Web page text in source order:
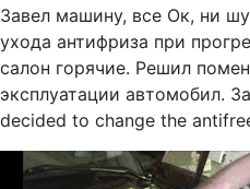
Завел машину, все Ок, ни
ухода антифриза при
салон горячие. Решил
эксплуатации автомобил.
decided to change the